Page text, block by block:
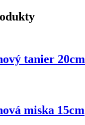
tanier 20cm
miska 15cm